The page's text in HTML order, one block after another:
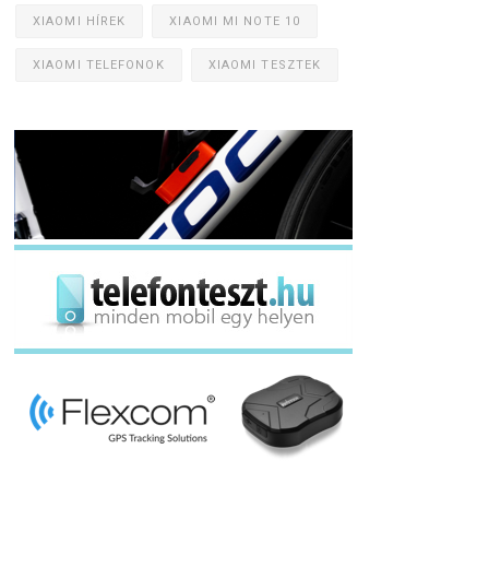
XIAOMI HÍREK XIAOMI MI NOTE 10
XIAOMI TELEFONOK XIAOMI TESZTEK